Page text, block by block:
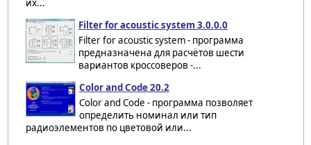
их...
Filter for acoustic system 3.0.0.0
Filter for acoustic system - программа
предназначена для расчётов шести
вариантов кроссоверов -...
Color and Code 20.2
Color and Code - программа позволяет
определить номинал или тип
радиоэлементов по цветовой или...